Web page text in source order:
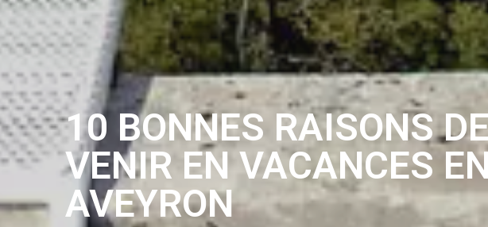
10 BONNES RAISONS DE
VENIR EN VACANCES
AVEYRON